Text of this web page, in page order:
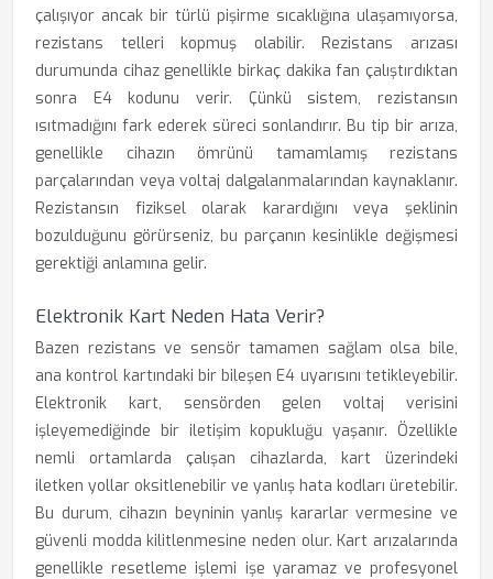
çalışıyor ancak bir türlü pişirme sıcaklığına ulaşamıyorsa,
rezistans telleri kopmuş olabilir. Rezistans arızası
durumunda cihaz genellikle birkaç dakika fan çalıştırdıktan
sonra E4 kodunu verir. Çünkü sistem, rezistansın
ısıtmadığını fark ederek süreci sonlandırır. Bu tip bir arıza,
genellikle cihazın ömrünü tamamlamış rezistans
parçalarından veya voltaj dalgalanmalarından kaynaklanır.
Rezistansın fiziksel olarak karardığını veya şeklinin
bozulduğunu görürseniz, bu parçanın kesinlikle değişmesi
gerektiği anlamına gelir.
Elektronik Kart Neden Hata Verir?
Bazen rezistans ve sensör tamamen sağlam olsa bile,
ana kontrol kartındaki bir bileşen E4 uyarısını tetikleyebilir.
Elektronik kart, sensörden gelen voltaj verisini
işleyemediğinde bir iletişim kopukluğu yaşanır. Özellikle
nemli ortamlarda çalışan cihazlarda, kart üzerindeki
iletken yollar oksitlenebilir ve yanlış hata kodları üretebilir.
Bu durum, cihazın beyninin yanlış kararlar vermesine ve
güvenli modda kilitlenmesine neden olur. Kart arızalarında
genellikle resetleme işlemi işe yaramaz ve profesyonel